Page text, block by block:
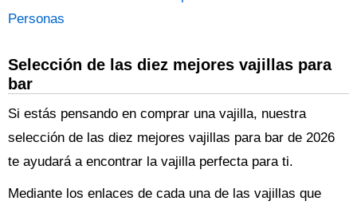
Personas
Selección de las diez mejores vajillas para
bar
Si estás pensando en comprar una vajilla, nuestra
selección de las diez mejores vajillas para bar de 2026
te ayudará a encontrar la vajilla perfecta para ti.
Mediante los enlaces de cada una de las vajillas que